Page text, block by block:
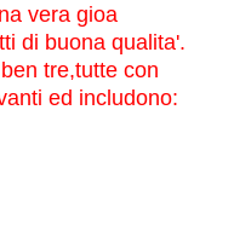
vera gioa
di buona qualita'.
tre,tutte con
ed includono: